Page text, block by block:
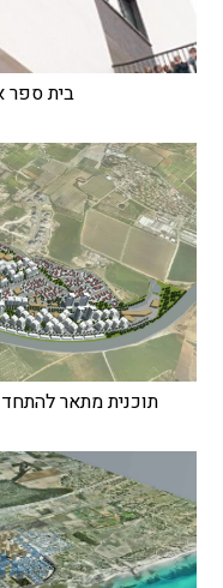
בית ספר
תוכנית מתאר